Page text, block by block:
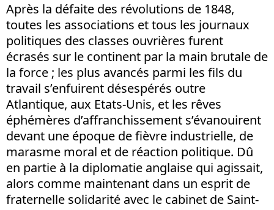
Après la défaite des révolutions de 1848,
toutes les associations et tous les journaux
politiques des classes ouvrières furent
écrasés sur le continent par la main brutale de
la force ; les plus avancés parmi les fils du
travail s’enfuirent désespérés outre
Atlantique, aux Etats-Unis, et les rêves
éphémères d’affranchissement s’évanouirent
devant une époque de fièvre industrielle, de
marasme moral et de réaction politique. Dû
en partie à la diplomatie anglaise qui agissait,
alors comme maintenant dans un esprit de
fraternelle solidarité avec le cabinet de Saint-